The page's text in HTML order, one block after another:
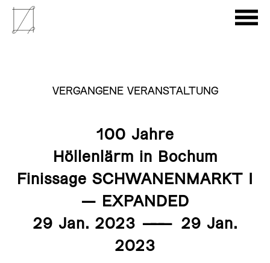
VERGANGENE VERANSTALTUNG
100 Jahre
Höllenlärm in Bochum
Finissage SCHWANENMARKT I
— EXPANDED
29 Jan. 2023 ———
29 Jan.
2023